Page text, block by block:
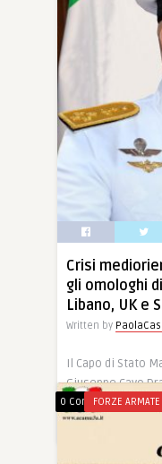
Crisi
gli omologhi
Libano, UK e
Written by
Il Capo di Stato
Giuseppe Cavo
0 CommentsFORZE ARMATE